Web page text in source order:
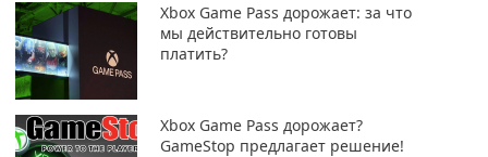
Xbox Game Pass дорожает: за что
мы действительно готовы
платить?
Xbox Game Pass дорожает?
GameStop предлагает решение!